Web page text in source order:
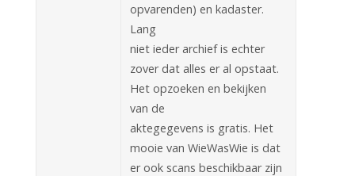
opvarenden) en kadaster.
Lang
niet ieder archief is echter
zover dat alles er al opstaat.
Het opzoeken en bekijken
van de
aktegegevens is gratis. Het
mooie van WieWasWie is dat
er ook scans beschikbaar zijn